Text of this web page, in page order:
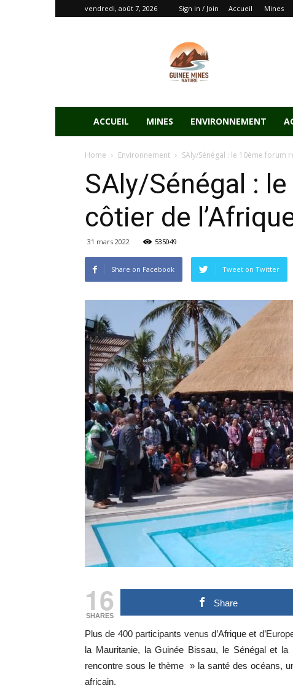
vendredi, août 7, 2026 Sign in / Join Accueil Mines
ACCUEIL MINES ENVIRONNEMENT
Home Environnement SAly/Sénégal : le 10ème forum
SAly/Sénégal :
côtier de
31 mars 2022 535049
Share on Facebook Tweet on Twitter
16
SHARES
Share
Plus de 400 participants venus d’Afrique et
la Mauritanie, la Guinée Bissau, le Sénégal et
rencontre sous le thème » la santé des océans,
africain.